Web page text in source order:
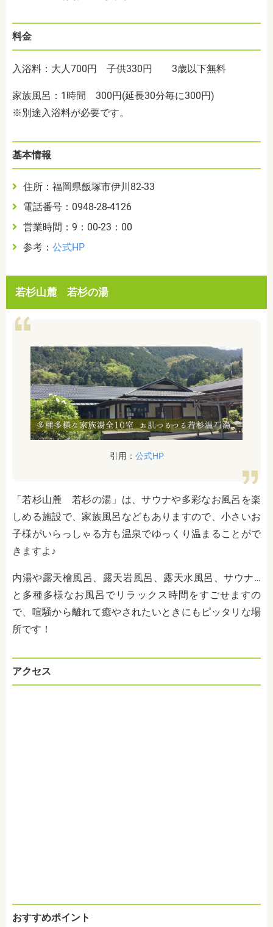
料金
入浴料：大人700円 子供330円 3歳以下無料
家族風呂：1時間 300円(延長30分毎に300円)
※別途入浴料が必要です。
基本情報
住所：福岡県飯塚市伊川82-33
電話番号：0948-28-4126
営業時間：9：00-23：00
参考： 公式HP
若杉山麓 若杉の湯
引用： 公式HP
「若杉山麓 若杉の湯」は、サウナや多彩なお風呂を楽
しめる施設で、家族風呂などもありますので、小さいお
子様がいらっしゃる方も温泉でゆっくり温まることがで
きますよ♪
内湯や露天檜風呂、露天岩風呂、露天水風呂、サウナ…
と多種多様なお風呂でリラックス時間をすごせますの
で、喧騒から離れて癒やされたいときにもピッタリな場
所です！
アクセス
おすすめポイント